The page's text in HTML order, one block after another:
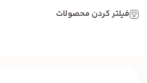
فیلتر کردن محصولات